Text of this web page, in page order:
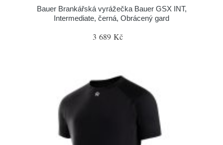
Bauer Brankářská vyrážečka Bauer GSX INT,
Intermediate, černá, Obrácený gard
3 689 Kč